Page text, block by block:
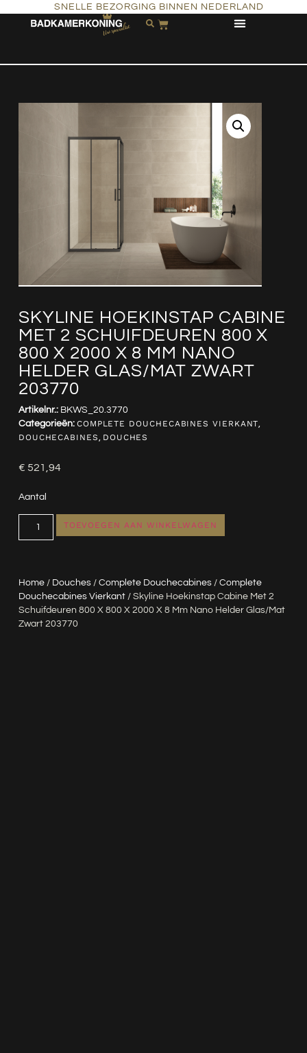
SNELLE BEZORGING BINNEN NEDERLAND
SKYLINE HOEKINSTAP CABINE
MET 2 SCHUIFDEUREN 800 X
800 X 2000 X 8 MM NANO
HELDER GLAS/MAT ZWART
203770
Home/ Douches/ Complete Douchecabines/ Complete
Douchecabines Vierkant/ Skyline Hoekinstap Cabine Met 2
Schuifdeuren 800 X 800 X 2000 X 8 Mm Nano Helder Glas/mat
Zwart 203770
Artikelnr.: BKWS_20.3770
Categorieën: COMPLETE DOUCHECABINES VIERKANT,
DOUCHECABINES, DOUCHES
€ 521,94
Aantal
TOEVOEGEN AAN WINKELWAGEN